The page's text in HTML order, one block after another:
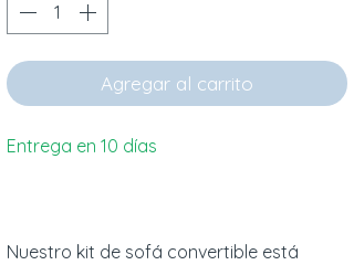
Agregar al carrito
Entrega en 10 días
Nuestro kit de sofá convertible está